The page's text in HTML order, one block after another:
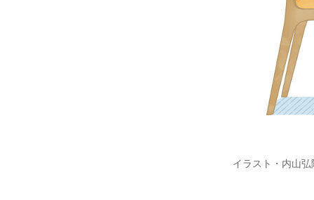
イラスト・内山弘